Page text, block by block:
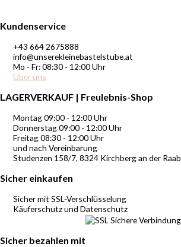
Kundenservice
+43 664 2675888
info@unserekleinebastelstube.at
Mo - Fr: 08:30 - 12:00 Uhr
Über uns
LAGERVERKAUF | Freulebnis-Shop
Montag 09:00 - 12:00 Uhr
Donnerstag 09:00 - 12:00 Uhr
Freitag 08:30 - 12:00 Uhr
und nach Vereinbarung
Studenzen 158/7, 8324 Kirchberg an der Raab
Sicher einkaufen
Sicher mit SSL-Verschlüsselung
Käuferschutz und Datenschutz
Sicher bezahlen mit